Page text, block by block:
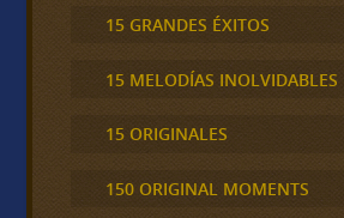
15 GRANDES ÉXITOS
15 MELODÍAS INOLVIDABLES
15 ORIGINALES
150 ORIGINAL MOMENTS